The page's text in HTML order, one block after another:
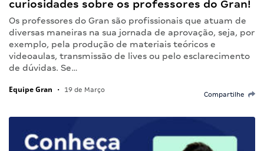
curiosidades sobre os professores do Gran!
Os professores do Gran são profissionais que atuam de
diversas maneiras na sua jornada de aprovação, seja, por
exemplo, pela produção de materiais teóricos e
videoaulas, transmissão de lives ou pelo esclarecimento
de dúvidas. Se…
Equipe Gran • 19 de Março
Compartilhe